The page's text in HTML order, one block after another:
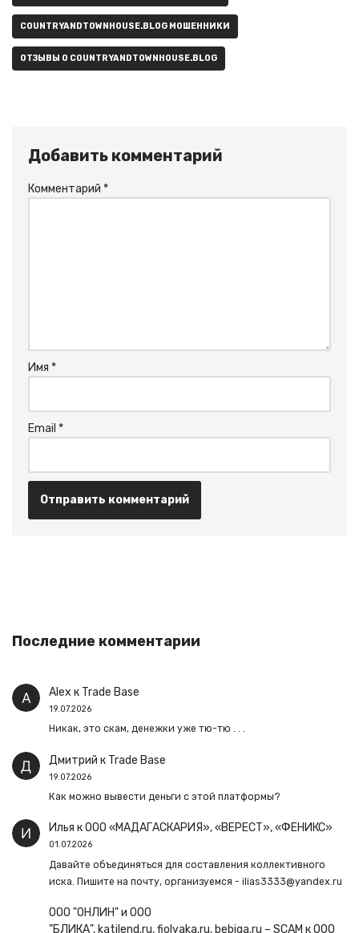
COUNTRYANDTOWNHOUSE.BLOG МОШЕННИКИ
ОТЗЫВЫ О COUNTRYANDTOWNHOUSE.BLOG
Добавить комментарий
Комментарий *
Имя *
Email *
Последние комментарии
Alex к Trade Base
19.07.2026
Никак, это скам, денежки уже тю-тю . . .
Дмитрий к Trade Base
19.07.2026
Как можно вывести деньги с этой платформы?
Илья кООО «МАДАГАСКАРИЯ», «ВЕРЕСТ», «ФЕНИКС»
01.07.2026
Давайте объединяться для составления коллективного
иска. Пишите на почту, организуемся - ilias3333@yandex.ru
ООО "ОНЛИН" и ООО
"БЛИКА", katilend.ru, fiolyaka.ru, bebiga.ru – SCAM кООО